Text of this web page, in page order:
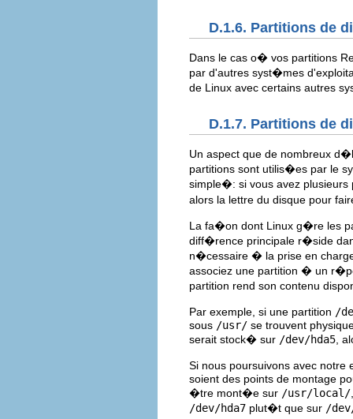
D.1.6. Partitions de
Dans le cas o� vos partitions
par d'autres syst�mes
de Linux avec certains autres
D.1.7. Partitions de
Un aspect que de nombreux
partitions sont utilis�es par le
simple�: si vous avez
alors la lettre du disque pour
La fa�on dont Linux g�re les
diff�rence principale r�side
n�cessaire � la prise en
associez une partition � un
partition rend son contenu
Par exemple, si une partition /
sous /usr/ se trouvent
serait stock� sur /dev/hda5 ,
Si nous poursuivons avec
soient des points de montage
�tre mont�e sur /usr/local/
/dev/hda7 plut�t que sur /